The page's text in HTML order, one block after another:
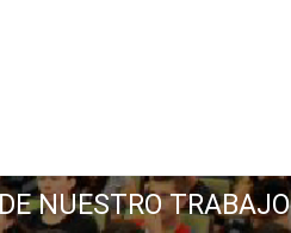
NUESTRO TRABAJO